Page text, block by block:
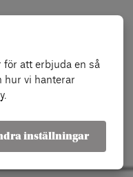
för att erbjuda en så
hur vi hanterar
inställningar